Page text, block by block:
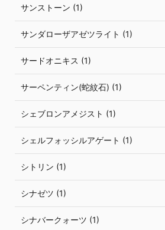
サンストーン (1)
サンダローザアゼツライト (1)
サードオニキス (1)
サーペンティン(蛇紋石) (1)
シェブロンアメジスト (1)
シェルフォッシルアゲート (1)
シトリン (1)
シナゼツ (1)
シナバークォーツ (1)